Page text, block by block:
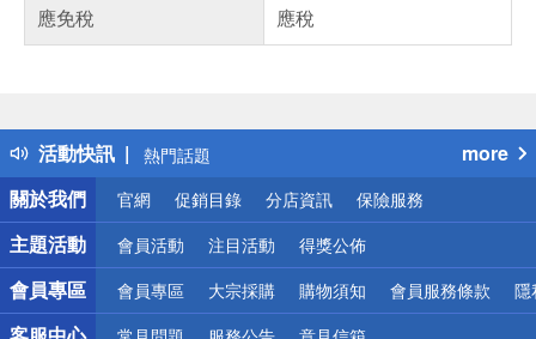
應免稅
應稅
活動快訊
得獎公告
熱門話題
銀行優惠
偏遠地區配送
詐騙網頁！請小心！
more
關於我們
官網 促銷目錄 分店資訊 保險服務
主題活動 會員活動 注目活動 得獎公佈
會員專區 會員專區 大宗採購 購物須知 會員服務條款 隱